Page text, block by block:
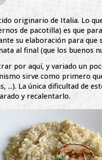
originario de Italia. Lo
de pacotilla) es que
su elaboración para que
al final (que los buenos
por aquí, y variado un
sirve como primero
...). La única dificultad de
y recalentarlo.